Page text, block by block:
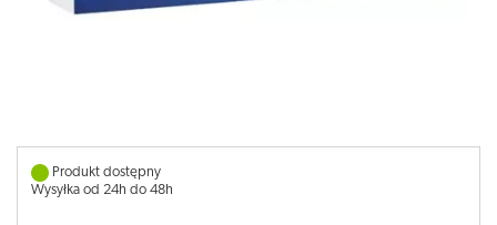
Produkt dostępny
Wysyłka od 24h do 48h